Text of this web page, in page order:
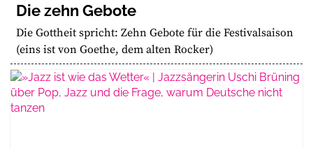
Die zehn Gebote
Die Gottheit spricht: Zehn Gebote für die Festivalsaison
(eins ist von Goethe, dem alten Rocker)